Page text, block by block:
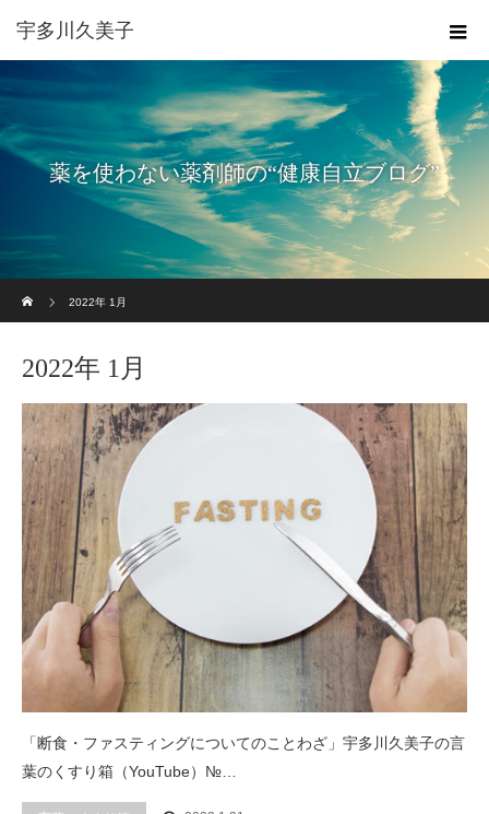
宇多川久美子
薬を使わない薬剤師の“健康自立ブログ”
2022年 1月
2022年 1月
「断食・ファスティングについてのことわざ」宇多川久美子の言
葉のくすり箱（YouTube）№…